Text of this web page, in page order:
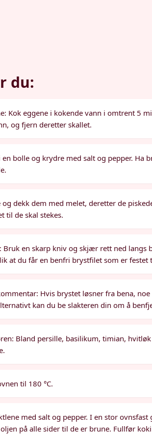
du:
Kok eggene i kokende vann i omtrent 5
og fjern deretter skallet.
en bolle og krydre med salt og pepper. Ha
og dekk dem med melet, deretter de
til de skal stekes.
Bruk en skarp kniv og skjær rett ned langs
at du får en benfri brystfilet som er festet
Hvis brystet løsner fra bena,
kan du be slakteren din om å
Bland persille, basilikum, timian,
til 180 °C.
med salt og pepper. I en stor
på alle sider til de er brune. Fullfør